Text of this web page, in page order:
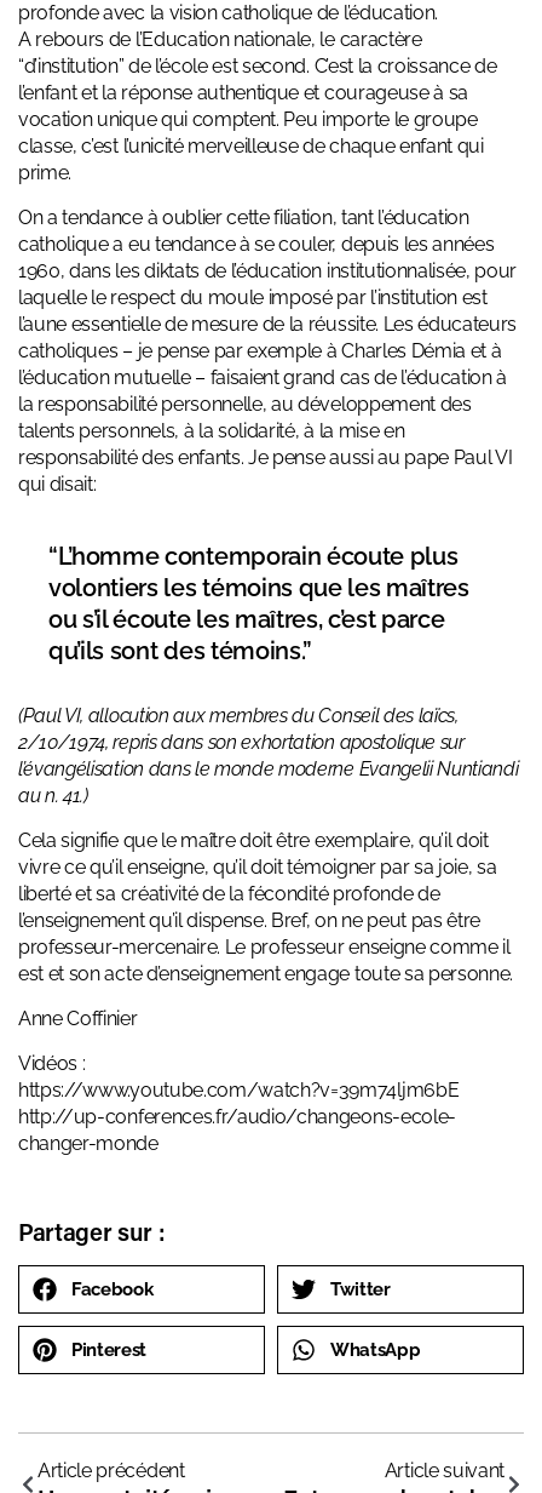
profonde avec la vision catholique de l’éducation.
A rebours de l’Education nationale, le caractère
“d’institution” de l’école est second. C’est la croissance de
l’enfant et la réponse authentique et courageuse à sa
vocation unique qui comptent. Peu importe le groupe
classe, c’est l’unicité merveilleuse de chaque enfant qui
prime.
On a tendance à oublier cette filiation, tant l’éducation
catholique a eu tendance à se couler, depuis les années
1960, dans les diktats de l’éducation institutionnalisée, pour
laquelle le respect du moule imposé par l’institution est
l’aune essentielle de mesure de la réussite. Les éducateurs
catholiques – je pense par exemple à Charles Démia et à
l’éducation mutuelle – faisaient grand cas de l’éducation à
la responsabilité personnelle, au développement des
talents personnels, à la solidarité, à la mise en
responsabilité des enfants. Je pense aussi au pape Paul VI
qui disait:
“L’homme contemporain écoute plus
volontiers les témoins que les maîtres
ou s’il écoute les maîtres, c’est parce
qu’ils sont des témoins.”
(Paul VI, allocution aux membres du Conseil des laïcs,
2/10/1974, repris dans son exhortation apostolique sur
l’évangélisation dans le monde moderne Evangelii Nuntiandi
au n. 41.)
Cela signifie que le maître doit être exemplaire, qu’il doit
vivre ce qu’il enseigne, qu’il doit témoigner par sa joie, sa
liberté et sa créativité de la fécondité profonde de
l’enseignement qu’il dispense. Bref, on ne peut pas être
professeur-mercenaire. Le professeur enseigne comme il
est et son acte d’enseignement engage toute sa personne.
Anne Coffinier
Vidéos :
https://www.youtube.com/watch?v=39m74ljm6bE
http://up-conferences.fr/audio/changeons-ecole-
changer-monde
Partager sur :
Facebook Twitter
Pinterest WhatsApp
Article précédent Article suivant